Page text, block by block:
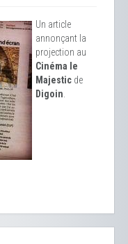
Un article
annonçant la
projection au
Cinéma le
Majestic de
Digoin